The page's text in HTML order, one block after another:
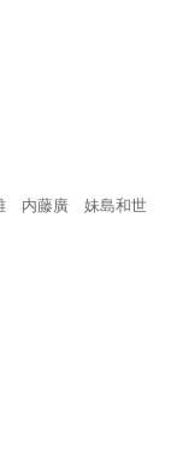
内藤廣 妹島和世